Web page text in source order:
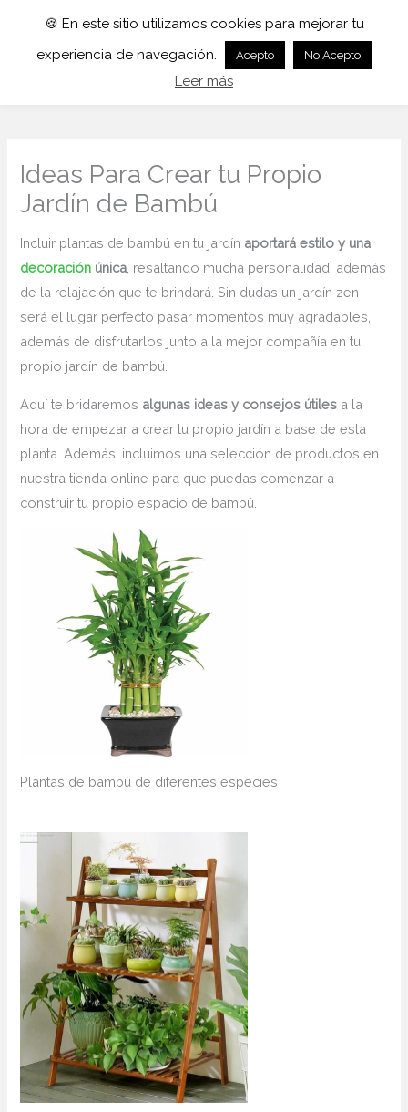
Ideas Para Crear tu Propio
Jardín de Bambú
Incluir plantas de bambú en tu jardín aportará estilo y una
decoración única, resaltando mucha personalidad, además
de la relajación que te brindará. Sin dudas un jardín zen
será el lugar perfecto pasar momentos muy agradables,
además de disfrutarlos junto a la mejor compañía en tu
propio jardín de bambú.
Aquí te bridaremos algunas ideas y consejos útiles a la
hora de empezar a crear tu propio jardín a base de esta
planta. Además, incluimos una selección de productos en
nuestra tienda online para que puedas comenzar a
construir tu propio espacio de bambú.
Plantas de bambú de diferentes especies
🍪 En este sitio utilizamos cookies para mejorar tu
experiencia de navegación.
Acepto No Acepto
Leer más